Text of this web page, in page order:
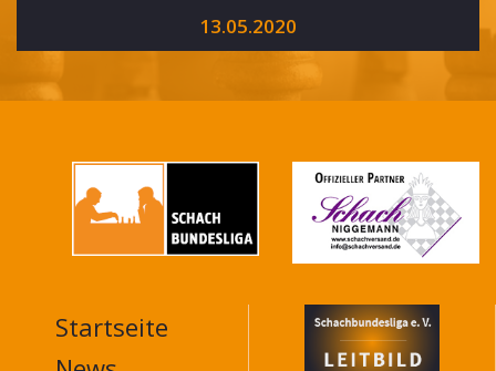
13.05.2020
MAIN
NAVIGATION
Startseite